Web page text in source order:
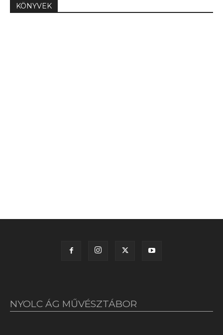
KÖNYVEK
NYOLC ÁG MŰVÉSZTÁBOR